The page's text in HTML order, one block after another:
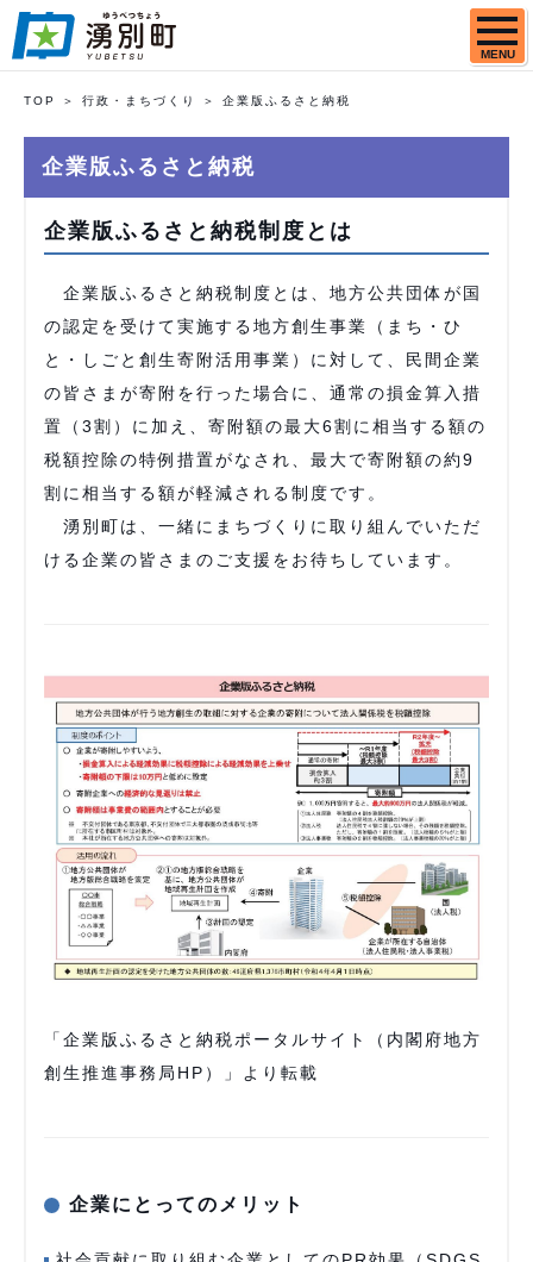
MENU
TOP 行政・まちづくり 企業版ふるさと納税
企業版ふるさと納税
企業版ふるさと納税制度とは
企業版ふるさと納税制度とは、地方公共団体が国
の認定を受けて実施する地方創生事業（まち・ひ
と・しごと創生寄附活用事業）に対して、民間企業
の皆さまが寄附を行った場合に、通常の損金算入措
置（3割）に加え、寄附額の最大6割に相当する額の
税額控除の特例措置がなされ、最大で寄附額の約9
割に相当する額が軽減される制度です。
湧別町は、一緒にまちづくりに取り組んでいただ
ける企業の皆さまのご支援をお待ちしています。
「企業版ふるさと納税ポータルサイト（内閣府地方
創生推進事務局HP）」より転載
企業にとってのメリット